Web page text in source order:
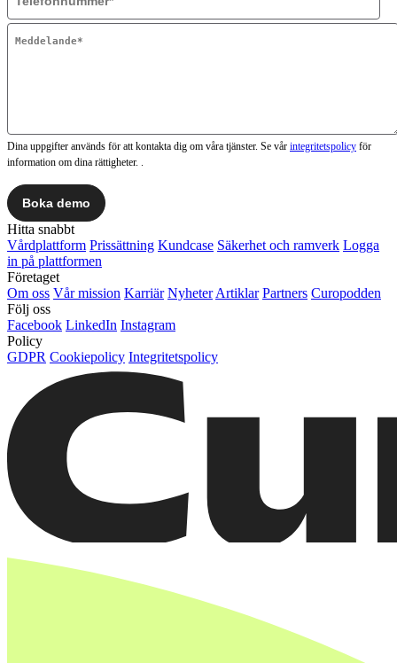
Dina uppgifter används för att kontakta dig om våra tjänster. Se vår integritetspolicy för
information om dina rättigheter. .
Hitta snabbt
Vårdplattform Prissättning Kundcase Säkerhet och ramverk Logga
in på plattformen
Företaget
Om oss Vår mission Karriär NyheterArtiklar Partners Curopodden
Följ oss
Facebook LinkedIn Instagram
Policy
GDPR Cookiepolicy Integritetspolicy